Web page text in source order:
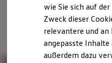
Kurzfahrprofile
XTL-
Ersatzteile und
wie Sie sich auf
Zweck dieser
relevantere und an
angepasste Inhalte
außerdem dazu